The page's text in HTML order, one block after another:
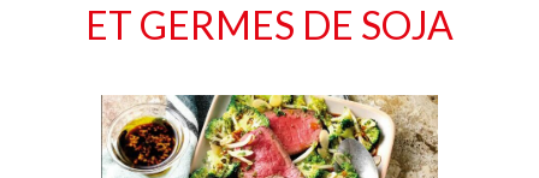
ET GERMES DE SOJA